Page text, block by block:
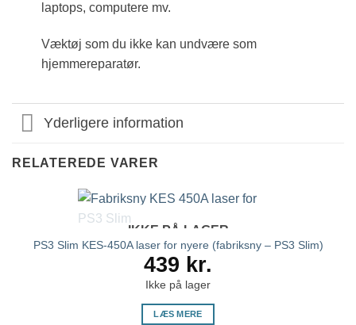
laptops, computere mv.
Væktøj som du ikke kan undvære som
hjemmereparatør.
Yderligere information
RELATEREDE VARER
IKKE PÅ LAGER
PS3 Slim KES-450A laser for nyere (fabriksny – PS3 Slim)
439 kr.
Ikke på lager
LÆS MERE